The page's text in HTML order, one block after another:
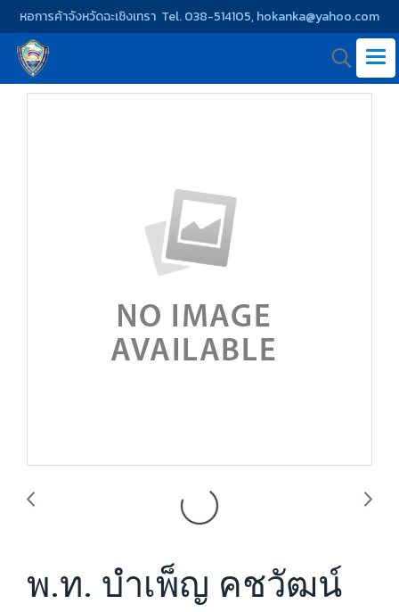
หอการค้าจังหวัดฉะเชิงเทรา Tel. 038-514105, hokanka@yahoo.com
พ.ท. บำเพ็ญ คชวัฒน์